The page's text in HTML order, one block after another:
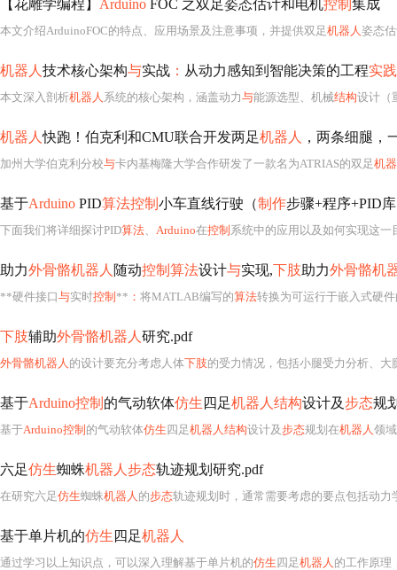
【花雕学编程】 Arduino FOC 之双足姿态估计和电机控制 集成
本文介绍ArduinoFOC的特点、应用场景及注意事项，并提供双足机器人姿态
机器人 技术核心架构与实战 ： 从动力感知到智能决策的工程实践
本文深入剖析机器人 系统的核心架构，涵盖动力与能源选型、机械结构设计（重点讨论执行器、
机器人快跑！伯克利和CMU联合开发两足机器人 ，两条细腿，
加州大学伯克利分校与卡内基梅隆大学合作研发了一款名为ATRIAS的双足机
基于Arduino PID算法控制 小车直线行驶（制作步骤+程序+PID库
下面我们将详细探讨PID算法、 Arduino在控制 系统中的应用以及如何实现这一
助力外骨骼机器人 随动控制算法设计与实现,下肢助力外骨骼机
**硬件接口与实时控制 ** ： 将MATLAB编写的算法转换为可运行于嵌入式硬
下肢辅助外骨骼机器人 研究.pdf
外骨骼机器人 的设计要充分考虑人体下肢的受力情况，包括小腿受力分析、大
基于Arduino控制 的气动软体仿生 四足机器人结构设计及 步态规
基于Arduino控制 的气动软体仿生 四足机器人结构设计及步态规划在机器人领
六足仿生蜘蛛机器人步态轨迹规划研究.pdf
在研究六足仿生蜘蛛机器人 的步态轨迹规划时，通常需要考虑的要点包括动
基于单片机的仿生 四足机器人
通过学习以上知识点，可以深入理解基于单片机的仿生 四足机器人 的工作原理